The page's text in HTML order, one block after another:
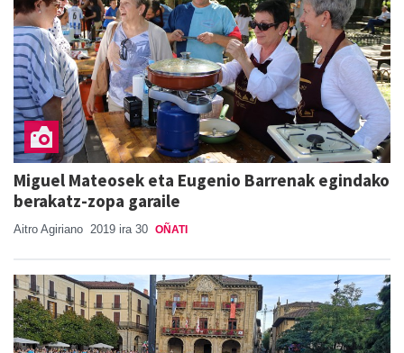
Miguel Mateosek eta Eugenio Barrenak egindako
berakatz-zopa garaile
Aitro Agiriano 2019 ira 30 OÑATI